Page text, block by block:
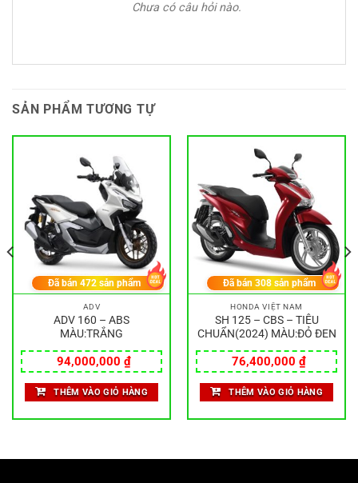
Chưa có câu hỏi nào.
SẢN PHẨM TƯƠNG TỰ
ADV
ADV 160 – ABS
MÀU:TRẮNG
94,000,000 ₫
Đã bán472 sản phẩm
THÊM VÀO GIỎ HÀNG
HONDA VIỆT NAM
SH 125 – CBS – TIÊU
CHUẨN(2024) MÀU:ĐỎ ĐEN
76,400,000 ₫
Đã bán308 sản phẩm
THÊM VÀO GIỎ HÀNG